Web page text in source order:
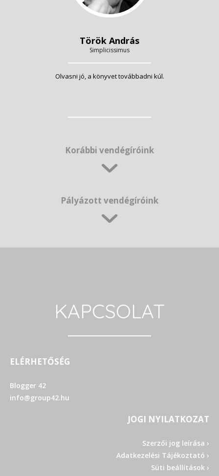
Török András
Simplicissimus
Olvasni jó, a könyvet továbbadni kúl.
Korábbi vendégíróink
Pályázott vendégíróink
KAPCSOLAT
ELÉRHETŐSÉG
Blogger 42
info@group42.hu
JOGI NYILATKOZAT
Szerzői jog leírása ›
Adatkezelési Tájékoztató ›
Süti beállítások ›